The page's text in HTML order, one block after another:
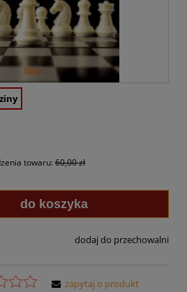
towaru: 60,00 zł
do koszyka
dodaj do przechowalni
zapytaj o produkt